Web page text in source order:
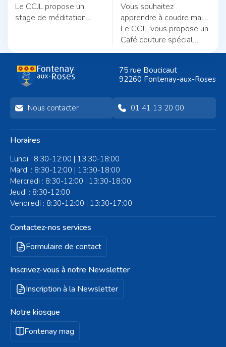
Le CCJL propose un
stage de méditation
deux fils pour une même
Vous souhaitez
apprendre à coudre mais
ne savez pas par où
commencer ?
Le CCJL vous propose un
Café couture spécial
débutants, animé par
75 rue Boucicaut
92260 Fontenay-aux-Roses
Nous contacter 01 41 13 20 00
Horaires
Lundi : 8:30-12:00 | 13:30-18:00
Mardi : 8:30-12:00 | 13:30-18:00
Mercredi : 8:30-12:00 | 13:30-18:00
Jeudi : 8:30-12:00
Vendredi : 8:30-12:00 | 13:30-17:00
Contactez-nos services
Formulaire de contact
Inscrivez-vous à notre Newsletter
Inscription à la Newsletter
Notre kiosque
Fontenay mag